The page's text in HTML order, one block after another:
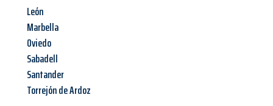
León
Marbella
Oviedo
Sabadell
Santander
Torrejón de Ardoz